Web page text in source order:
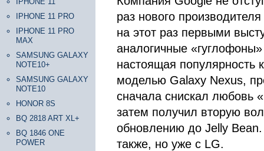
IPHONE 11 PRO
IPHONE 11 PRO
MAX
SAMSUNG GALAXY
NOTE10+
SAMSUNG GALAXY
NOTE10
HONOR 8S
BQ 2818 ART XL+
BQ 1846 ONE
POWER
раз нового
на этот раз первыми
аналогичные
настоящая популярность
моделью Galaxy Nexus,
сначала снискал любовь
затем получил вторую
обновлению до Jelly
также, но уже с LG.